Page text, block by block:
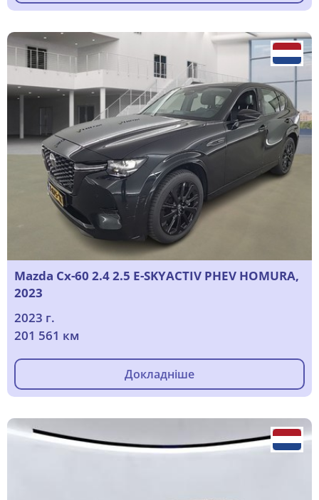
Mazda Cx-60 2.4 2.5 E-SKYACTIV PHEV HOMURA,
2023
2023 г.
201 561 км
Докладніше